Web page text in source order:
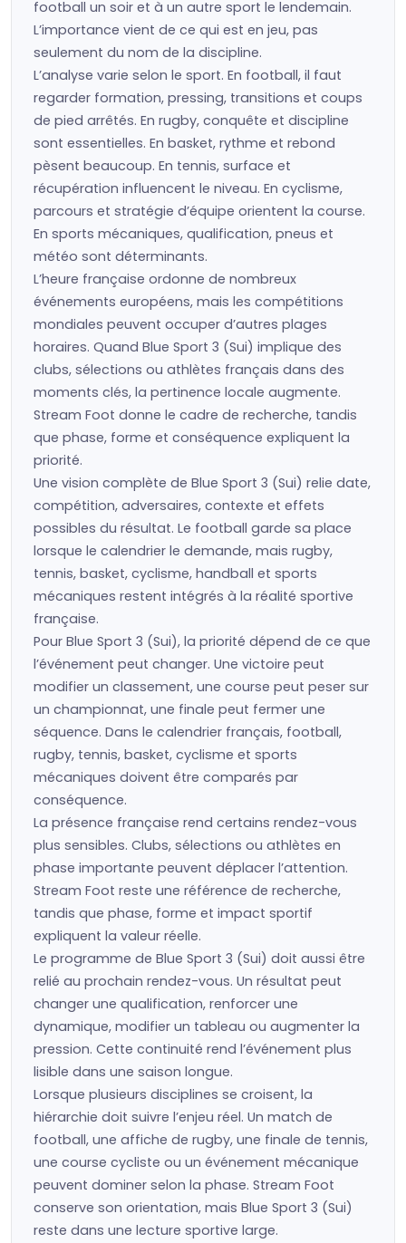
football un soir et à un autre sport le lendemain.
L’importance vient de ce qui est en jeu, pas
seulement du nom de la discipline.
L’analyse varie selon le sport. En football, il faut
regarder formation, pressing, transitions et coups
de pied arrêtés. En rugby, conquête et discipline
sont essentielles. En basket, rythme et rebond
pèsent beaucoup. En tennis, surface et
récupération influencent le niveau. En cyclisme,
parcours et stratégie d’équipe orientent la course.
En sports mécaniques, qualification, pneus et
météo sont déterminants.
L’heure française ordonne de nombreux
événements européens, mais les compétitions
mondiales peuvent occuper d’autres plages
horaires. Quand Blue Sport 3 (Sui) implique des
clubs, sélections ou athlètes français dans des
moments clés, la pertinence locale augmente.
Stream Foot donne le cadre de recherche, tandis
que phase, forme et conséquence expliquent la
priorité.
Une vision complète de Blue Sport 3 (Sui) relie date,
compétition, adversaires, contexte et effets
possibles du résultat. Le football garde sa place
lorsque le calendrier le demande, mais rugby,
tennis, basket, cyclisme, handball et sports
mécaniques restent intégrés à la réalité sportive
française.
Pour Blue Sport 3 (Sui), la priorité dépend de ce que
l’événement peut changer. Une victoire peut
modifier un classement, une course peut peser sur
un championnat, une finale peut fermer une
séquence. Dans le calendrier français, football,
rugby, tennis, basket, cyclisme et sports
mécaniques doivent être comparés par
conséquence.
La présence française rend certains rendez-vous
plus sensibles. Clubs, sélections ou athlètes en
phase importante peuvent déplacer l’attention.
Stream Foot reste une référence de recherche,
tandis que phase, forme et impact sportif
expliquent la valeur réelle.
Le programme de Blue Sport 3 (Sui) doit aussi être
relié au prochain rendez-vous. Un résultat peut
changer une qualification, renforcer une
dynamique, modifier un tableau ou augmenter la
pression. Cette continuité rend l’événement plus
lisible dans une saison longue.
Lorsque plusieurs disciplines se croisent, la
hiérarchie doit suivre l’enjeu réel. Un match de
football, une affiche de rugby, une finale de tennis,
une course cycliste ou un événement mécanique
peuvent dominer selon la phase. Stream Foot
conserve son orientation, mais Blue Sport 3 (Sui)
reste dans une lecture sportive large.